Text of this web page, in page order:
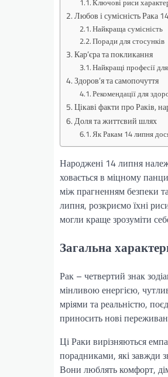
Ключові риси
Любов і сумісність Рака
Найкраща сумісність
Поради для стосунків
Кар’єра та покликання
Найкращі професії
Здоров’я та самопочуття
Рекомендації для
Цікаві факти про Раків,
Доля та життєвий шлях
Як Ракам 14 липня
Народжені 14 липня
ховається в міцному
між прагненням безпеки
липня, розкриємо їхні
могли краще зрозуміти
Загальна
Рак – четвертий знак
мінливою енергією,
мріями та реальністю,
приносить нові
Ці Раки вирізняються
порадниками, які завжди
Вони люблять комфорт,